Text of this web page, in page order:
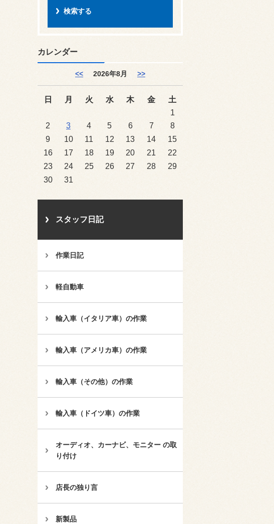
カレンダー
<< 2026年8月 >>
日 月 火 水 木 金
土
1
2
3 4 5 6 7
8
9
10 11 12 13 14
15
16
17 18 19 20 21
22
23
24 25 26 27 28
29
30
31
スタッフ日記
作業日記
軽自動車
輸入車（イタリア車）の作業
輸入車（アメリカ車）の作業
輸入車（その他）の作業
輸入車（ドイツ車）の作業
オーディオ、カーナビ、モニター の取
り付け
店長の独り言
新製品